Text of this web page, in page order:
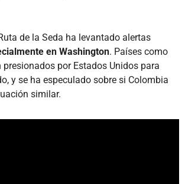
de la Seda ha levantado alertas
en Washington. Países como
presionados por Estados Unidos para
y se ha especulado sobre si Colombia
similar.